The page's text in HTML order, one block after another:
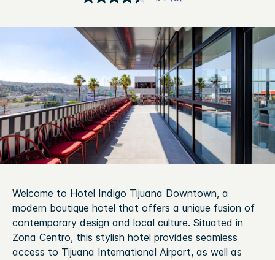
Link
abre
na
mesma
página.
Welcome to Hotel Indigo Tijuana Downtown, a
modern boutique hotel that offers a unique fusion of
contemporary design and local culture. Situated in
Zona Centro, this stylish hotel provides seamless
access to Tijuana International Airport, as well as